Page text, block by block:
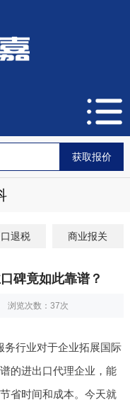
退税 商业报关
碑竟如此靠谱？
浏览次数： 37次
务行业对于企业拓展国际
的进出口代理企业，能
省时间和成本。今天就